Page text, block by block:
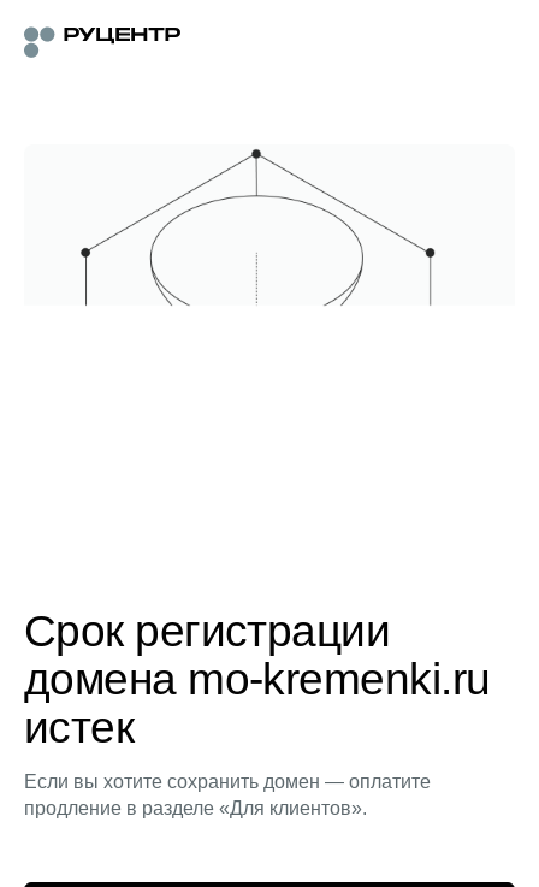
Срок регистрации
домена mo-kremenki.ru
истек
Если вы хотите сохранить домен — оплатите
продление в разделе «Для клиентов».